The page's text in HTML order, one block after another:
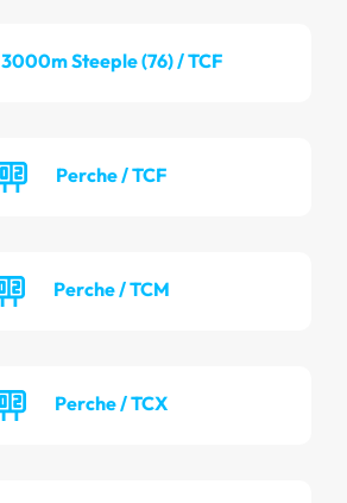
3000m Steeple (76) / TCF
Perche / TCF
Perche / TCM
Perche / TCX